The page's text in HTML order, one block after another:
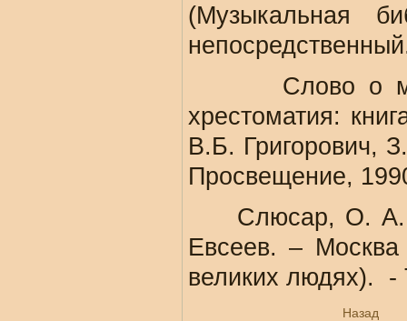
(Музыкальная
Слово о
хрестоматия:
В.Б. Григорович,
Просвещение,
Слюсар, О. А.
Евсеев. –
великих людях). -
Назад